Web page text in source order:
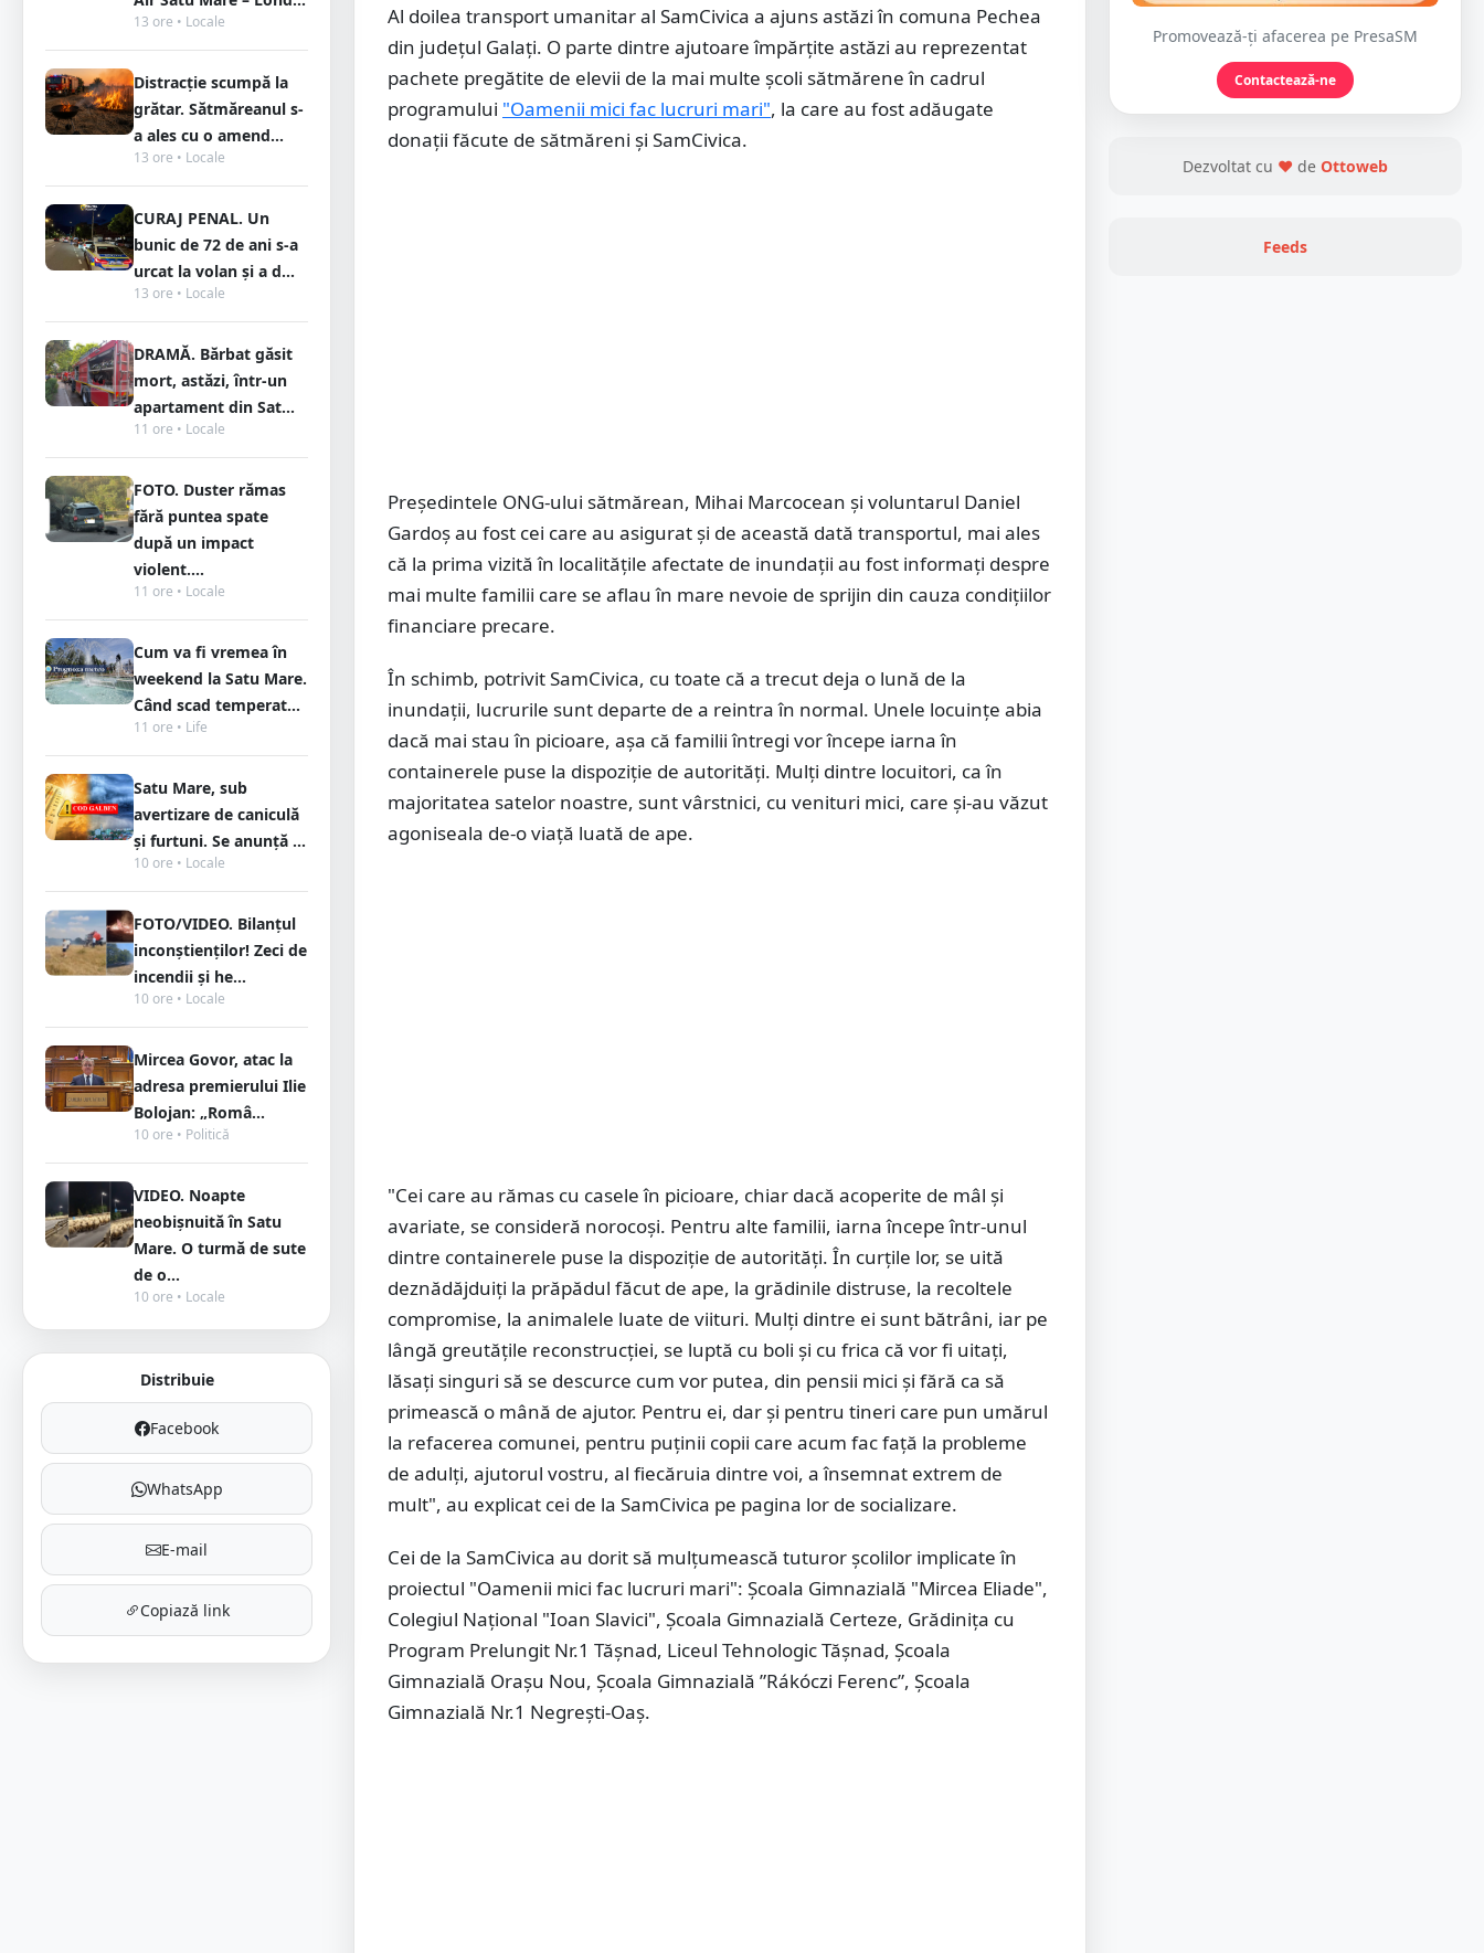
13 ore • Locale
Distracție scumpă la
grătar. Sătmăreanul s-
a ales cu o amend...
13 ore • Locale
CURAJ PENAL. Un
bunic de 72 de ani s-a
urcat la volan și a d...
13 ore • Locale
DRAMĂ. Bărbat găsit
mort, astăzi, într-un
apartament din Sat...
11 ore • Locale
FOTO. Duster rămas
fără puntea spate
după un impact
violent....
11 ore • Locale
Cum va fi vremea în
weekend la Satu Mare.
Când scad temperat...
11 ore • Life
Satu Mare, sub
avertizare de caniculă
și furtuni. Se anunță ...
10 ore • Locale
FOTO/VIDEO. Bilanțul
inconștienților! Zeci de
incendii și he...
10 ore • Locale
Mircea Govor, atac la
adresa premierului Ilie
Bolojan: „Româ...
10 ore • Politică
VIDEO. Noapte
neobișnuită în Satu
Mare. O turmă de sute
de o...
10 ore • Locale
Distribuie
Facebook
WhatsApp
E-mail
Copiază link
Al doilea transport umanitar al SamCivica a ajuns astăzi în comuna Pechea
din județul Galați. O parte dintre ajutoare împărțite astăzi au reprezentat
pachete pregătite de elevii de la mai multe școli sătmărene în cadrul
programului "Oamenii mici fac lucruri mari", la care au fost adăugate
donații făcute de sătmăreni și SamCivica.
Președintele ONG-ului sătmărean, Mihai Marcocean și voluntarul Daniel
Gardoș au fost cei care au asigurat și de această dată transportul, mai ales
că la prima vizită în localitățile afectate de inundații au fost informați despre
mai multe familii care se aflau în mare nevoie de sprijin din cauza condițiilor
financiare precare.
În schimb, potrivit SamCivica, cu toate că a trecut deja o lună de la
inundații, lucrurile sunt departe de a reintra în normal. Unele locuințe abia
dacă mai stau în picioare, așa că familii întregi vor începe iarna în
containerele puse la dispoziție de autorități. Mulți dintre locuitori, ca în
majoritatea satelor noastre, sunt vârstnici, cu venituri mici, care și-au văzut
agoniseala de-o viață luată de ape.
"Cei care au rămas cu casele în picioare, chiar dacă acoperite de mâl și
avariate, se consideră norocoși. Pentru alte familii, iarna începe într-unul
dintre containerele puse la dispoziție de autorități. În curțile lor, se uită
deznădăjduiți la prăpădul făcut de ape, la grădinile distruse, la recoltele
compromise, la animalele luate de viituri. Mulți dintre ei sunt bătrâni, iar pe
lângă greutățile reconstrucției, se luptă cu boli și cu frica că vor fi uitați,
lăsați singuri să se descurce cum vor putea, din pensii mici și fără ca să
primească o mână de ajutor. Pentru ei, dar și pentru tineri care pun umărul
la refacerea comunei, pentru puținii copii care acum fac față la probleme
de adulți, ajutorul vostru, al fiecăruia dintre voi, a însemnat extrem de
mult", au explicat cei de la SamCivica pe pagina lor de socializare.
Cei de la SamCivica au dorit să mulțumească tuturor școlilor implicate în
proiectul "Oamenii mici fac lucruri mari": Școala Gimnazială "Mircea Eliade",
Colegiul Național "Ioan Slavici", Școala Gimnazială Certeze, Grădinița cu
Program Prelungit Nr.1 Tășnad, Liceul Tehnologic Tășnad, Școala
Gimnazială Orașu Nou, Școala Gimnazială ”Rákóczi Ferenc”, Școala
Gimnazială Nr.1 Negrești-Oaș.
Promovează-ți afacerea pe PresaSM
Contactează-ne
Dezvoltat cu ❤ de Ottoweb
Feeds